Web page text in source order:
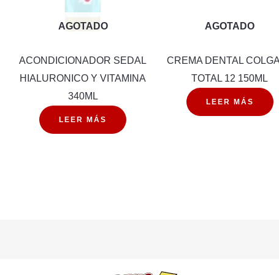
AGOTADO
ACONDICIONADOR SEDAL
HIALURONICO Y VITAMINA
340ML
LEER MÁS
AGOTADO
CREMA DENTAL
TOTAL 12 150ML
LEER MÁS